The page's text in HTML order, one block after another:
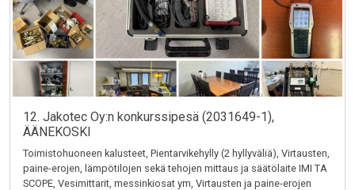
12. Jakotec Oy:n konkurssipesä (2031649-1),
ÄÄNEKOSKI
Toimistohuoneen kalusteet, Pientarvikehylly (2 hyllyväliä), Virtausten,
paine-erojen, lämpötilojen sekä tehojen mittaus ja säätölaite IMI TA
SCOPE, Vesimittarit, messinkiosat ym, Virtausten ja paine-erojen